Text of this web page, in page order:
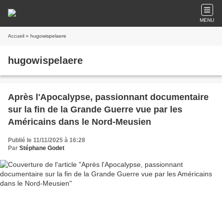
MENU
Accueil » hugowispelaere
hugowispelaere
Après l'Apocalypse, passionnant documentaire
sur la fin de la Grande Guerre vue par les
Américains dans le Nord-Meusien
Publié le 11/11/2025 à 16:28
Par Stéphane Godet